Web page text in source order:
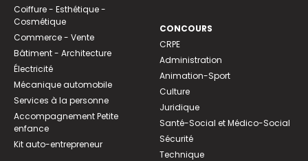
Coiffure - Esthétique -
Cosmétique
Commerce - Vente
Bâtiment - Architecture
Électricité
Mécanique automobile
Services à la personne
Accompagnement Petite
enfance
Kit auto-entrepreneur
CONCOURS
CRPE
Administration
Animation-Sport
Culture
Juridique
Santé-Social et Médico-Social
Sécurité
Technique